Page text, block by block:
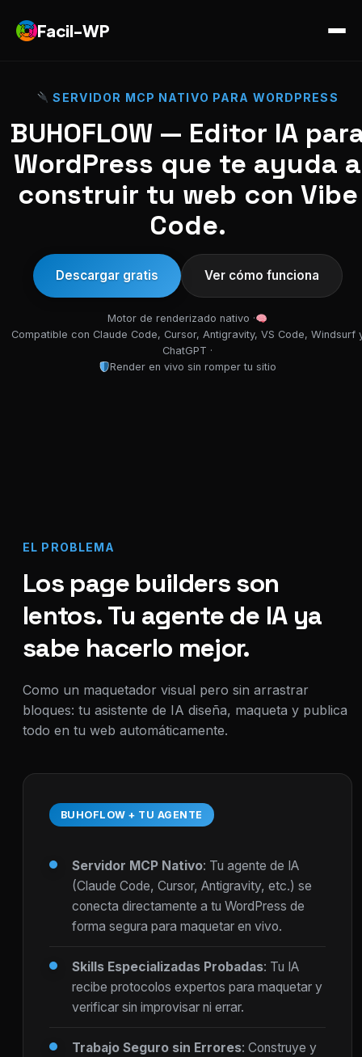
Facil-WP
SERVIDOR MCP NATIVO PARA WORDPRESS
BUHOFLOW — Editor IA
WordPress que te ayuda a
construir tu web con Vibe
Code.
Descargar gratis Ver cómo funciona
Motor de renderizado nativo ·
Compatible con Claude Code, Cursor, Antigravity, VS Code, Windsurf
ChatGPT ·
Render en vivo sin romper tu sitio
EL PROBLEMA
Los page builders son
lentos. Tu agente de IA ya
sabe hacerlo mejor.
Como un maquetador visual pero sin arrastrar
bloques: tu asistente de IA diseña, maqueta y publica
todo en tu web automáticamente.
BUHOFLOW + TU AGENTE
Servidor MCP Nativo: Tu agente de IA
(Claude Code, Cursor, Antigravity, etc.) se
conecta directamente a tu WordPress de
forma segura para maquetar en vivo.
Skills Especializadas Probadas: Tu IA
recibe protocolos expertos para maquetar y
verificar sin improvisar ni errar.
Trabajo Seguro sin Errores: Construye y